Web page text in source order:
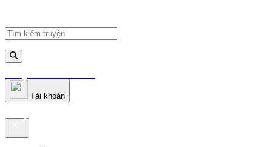
truyenfullz.com
Tài khoản
truyenfullz.com